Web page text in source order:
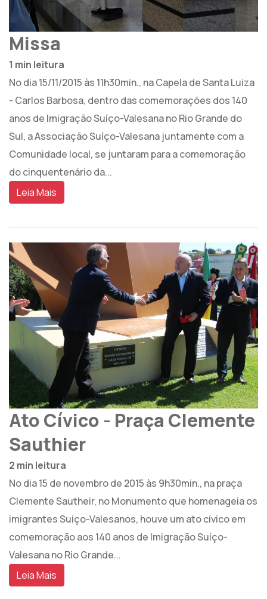
Missa
1 min leitura
No dia 15/11/2015 às 11h30min., na Capela de Santa Luiza
- Carlos Barbosa, dentro das comemorações dos 140
anos de Imigração Suíço-Valesana no Rio Grande do
Sul, a Associação Suíço-Valesana juntamente com a
Comunidade local, se juntaram para a comemoração
do cinquentenário da...
Leia Mais
Ato Cívico - Praça Clemente
Sauthier
2 min leitura
No dia 15 de novembro de 2015 às 9h30min., na praça
Clemente Sautheir, no Monumento que homenageia os
imigrantes Suíço-Valesanos, houve um ato cívico em
comemoração aos 140 anos de Imigração Suíço-
Valesana no Rio Grande...
Leia Mais